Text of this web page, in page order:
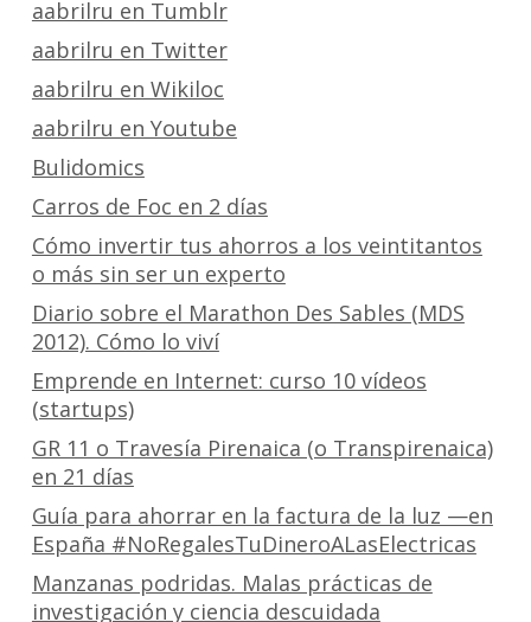
aabrilru en Tumblr
aabrilru en Twitter
aabrilru en Wikiloc
aabrilru en Youtube
Bulidomics
Carros de Foc en 2 días
Cómo invertir tus ahorros a los veintitantos
o más sin ser un experto
Diario sobre el Marathon Des Sables (MDS
2012). Cómo lo viví
Emprende en Internet: curso 10 vídeos
(startups)
GR 11 o Travesía Pirenaica (o Transpirenaica)
en 21 días
Guía para ahorrar en la factura de la luz —en
España #NoRegalesTuDineroALasElectricas
Manzanas podridas. Malas prácticas de
investigación y ciencia descuidada